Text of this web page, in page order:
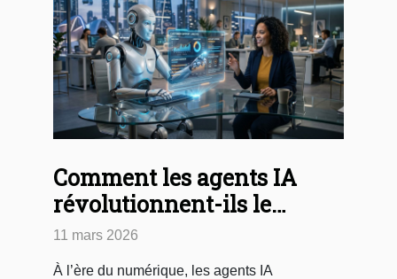
Comment les agents IA
révolutionnent-ils le
service client des
entreprises ?
11 mars 2026
À l’ère du numérique, les agents IA